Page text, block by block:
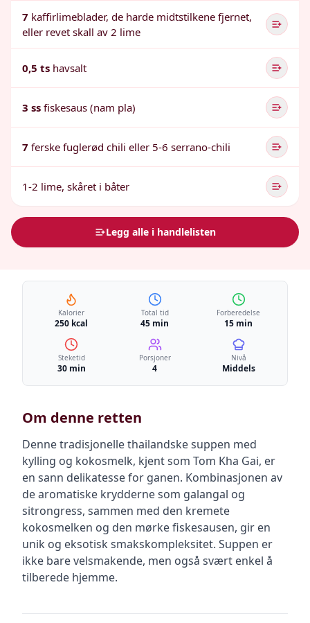
7 kaffirlimeblader, de harde midtstilkene fjernet,
eller revet skall av 2 lime
0,5 ts havsalt
3 ss fiskesaus (nam pla)
7 ferske fuglerød chili eller 5-6 serrano-chili
1-2 lime, skåret i båter
Legg alle i handlelisten
Kalorier
250 kcal
Total tid
45 min
Forberedelse
15 min
Steketid
30 min
Porsjoner
4
Nivå
Middels
Om denne retten
Denne tradisjonelle thailandske suppen med
kylling og kokosmelk, kjent som Tom Kha Gai, er
en sann delikatesse for ganen. Kombinasjonen av
de aromatiske krydderne som galangal og
sitrongress, sammen med den kremete
kokosmelken og den mørke fiskesausen, gir en
unik og eksotisk smakskompleksitet. Suppen er
ikke bare velsmakende, men også svært enkel å
tilberede hjemme.